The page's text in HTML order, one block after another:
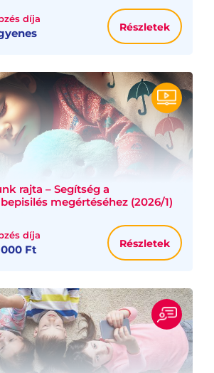
díja
Részletek
rajta – Segítség a
megértéséhez (2026/1)
díja
000 Ft Részletek